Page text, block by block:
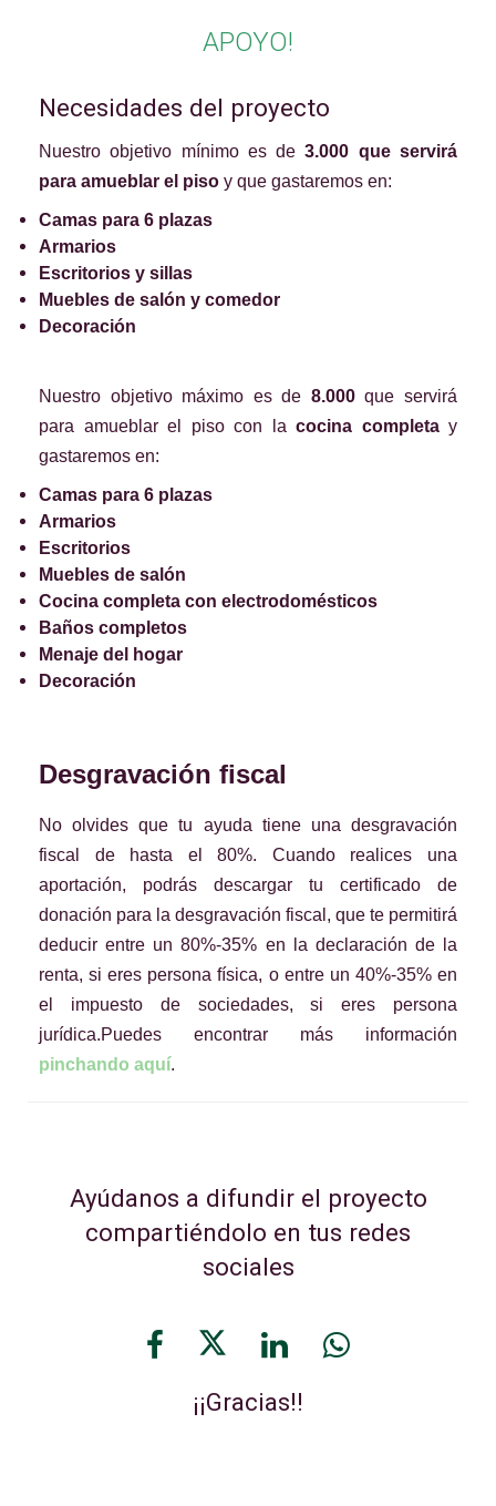
APOYO!
Necesidades del proyecto
Nuestro objetivo mínimo es de 3.000 que servirá
para amueblar el piso y que gastaremos en:
Camas para 6 plazas
Armarios
Escritorios y sillas
Muebles de salón y comedor
Decoración
Nuestro objetivo máximo es de 8.000que servirá
para amueblar el piso con la cocina completay
gastaremos en:
Camas para 6 plazas
Armarios
Escritorios
Muebles de salón
Cocina completa con electrodomésticos
Baños completos
Menaje del hogar
Decoración
Desgravación fiscal
No olvides que tu ayuda tiene una desgravación
fiscal de hasta el 80%. Cuando realices una
aportación, podrás descargar tu certificado de
donación para la desgravación fiscal, que te permitirá
deducir entre un 80%-35% en la declaración de la
renta, si eres persona física, o entre un 40%-35% en
el impuesto de sociedades, si eres persona
jurídica.Puedes encontrar más información
pinchando aquí.
Ayúdanos a difundir el proyecto
compartiéndolo en tus redes
sociales
¡¡Gracias!!